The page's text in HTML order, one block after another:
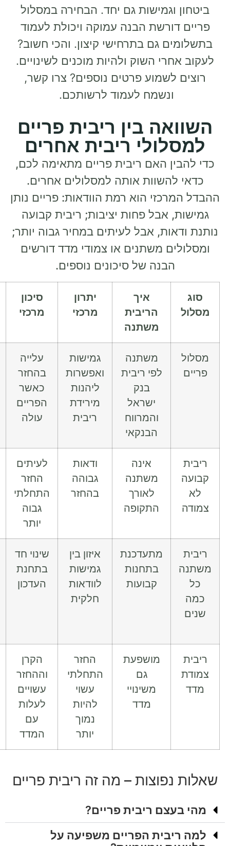
וגמישות גם יחד. הבחירה במסלול
הבנה עמוקה ויכולת לעמוד
גם בתרחישי קיצון. והכי חשוב?
השוק ולהיות מוכנים לשינויים.
לשמוע פרטים נוספים? צרו קשר,
ונשמח לעמוד לרשותכם.
בין ריבית פריים
ריבית אחרים
האם ריבית פריים מתאימה לכם,
אותה למסלולים אחרים.
הוא רמת הוודאות: פריים נותן
אבל פחות יציבות; ריבית קבועה
אבל לעיתים במחיר גבוה יותר;
משתנים או צמודי מדד דורשים
הבנה של סיכונים נוספים.
איך
הריבית
יתרון
מרכזי
סיכון
מרכזי
למי זה
עשוי
משתנה
לפי ריבית
גמישות
ואפשרות
ליהנות
מירידת
ריבית
עלייה
בהחזר
כאשר
הפריים
עולה
לווים
שיכולים
להתמודד
עם
תנודתיות
אינה
משתנה
לאורך
התקופה
ודאות
גבוהה
בהחזר
לעיתים
החזר
התחלתי
מי
שמעדיף
יציבות
וביטחון
תזרימי
מתעדכנת
בתחנות
קבועות
איזון בין
גמישות
לוודאות
שינוי חד
בתחנת
העדכון
מי
שמתכנן
מחזור,
מושפעת
גם
משינויי
החזר
התחלתי
עשוי
להיות
הקרן
וההחזר
עשויים
לעלות
עם
המדד
מי שמבין
את סיכון
ההצמדה
ובודק
תרחישים
– מה זה ריבית פריים
ריבית פריים?
הפריים משפיעה על